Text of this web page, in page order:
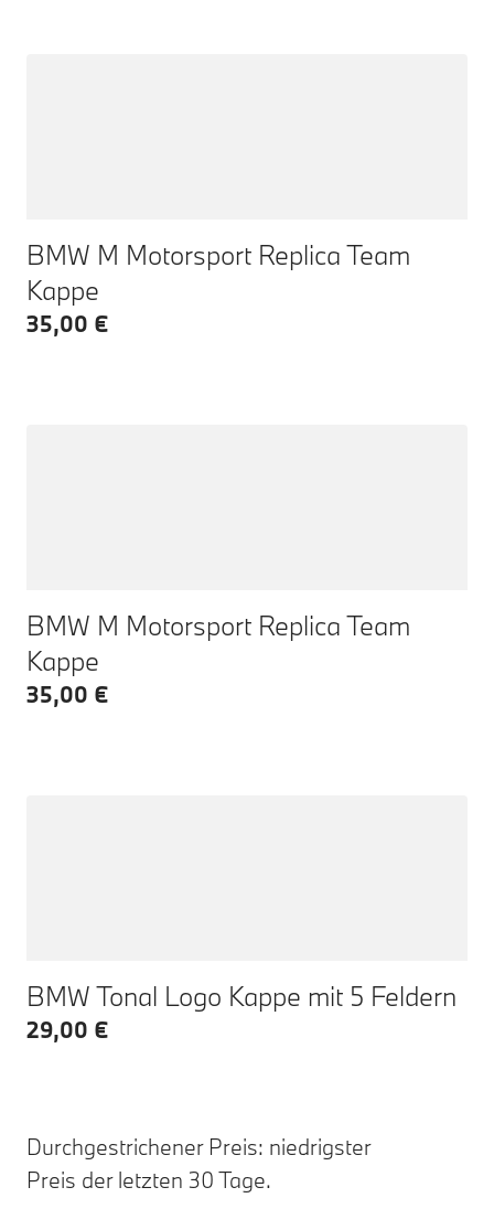
BMW M Motorsport Replica Team
Kappe
35,00 €
BMW M Motorsport Replica Team
Kappe
35,00 €
BMW Tonal Logo Kappe mit 5 Feldern
29,00 €
Durchgestrichener Preis: niedrigster
Preis der letzten 30 Tage.